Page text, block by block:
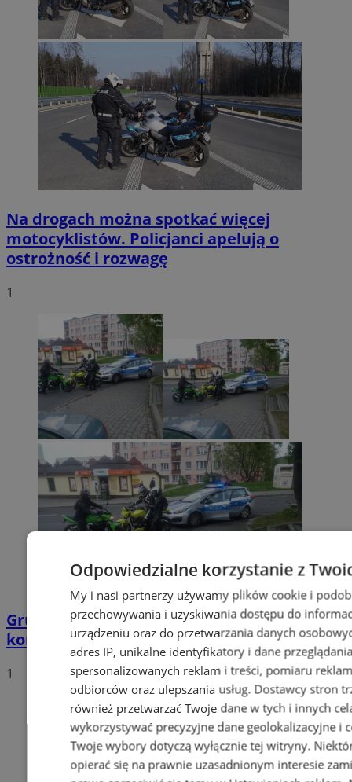
Na drogach można spotkać więcej
motocyklistów. Policjanci apelują o
ostrożność i rozwagę
1
Grupa motocyklistów zatrzymała
kompletnie pijanego mężczyznę
1
Odpowiedzialne korzystanie z
My i nasi partnerzy używamy plików cookie i
przechowywania i uzyskiwania dostępu do
urządzeniu oraz do przetwarzania danych
adres IP, unikalne identyfikatory i dane
spersonalizowanych reklam i treści, pomiaru
odbiorców oraz ulepszania usług. Dostawcy stron
również przetwarzać Twoje dane w tych i innych
wykorzystywać precyzyjne dane geolokalizacyjne i
Twoje wybory dotyczą wyłącznie tej witryny.
opierać się na prawnie uzasadnionym interesie